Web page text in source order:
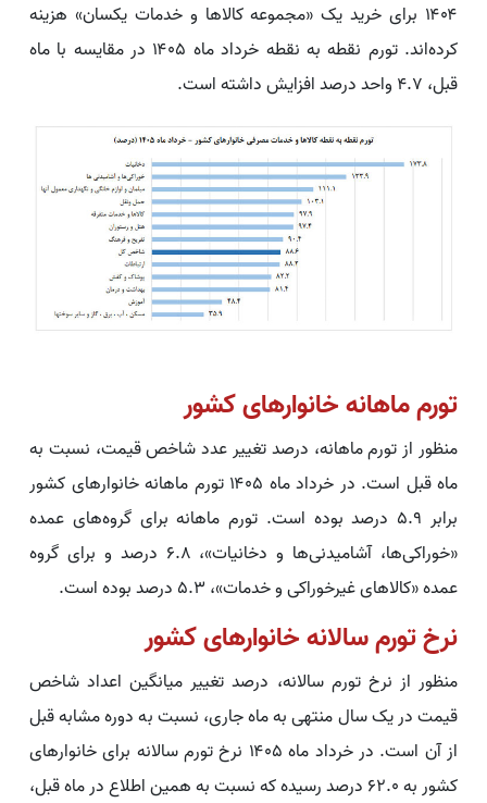
۱۴۰۴ برای خرید یک «مجموعه کالاها و خدمات یکسان» هزینه
کرده‌­اند. تورم نقطه به نقطه خرداد ماه ۱۴۰۵ در مقایسه با ماه
قبل، ۴.۷ واحد درصد افزایش داشته است.
تورم ماهانه خانوارهای کشور
منظور از تورم ماهانه، درصد تغییر عدد شاخص قیمت، نسبت به
ماه قبل است. در خرداد ماه ۱۴۰۵ تورم ماهانه خانوارهای کشور
برابر ۵.۹ درصد بوده است. تورم ماهانه برای گروه‌های عمده
«خوراکی‌ها، آشامیدنی‌ها و دخانیات»، ۶.۸ درصد و برای گروه
عمده «کالاهای غیرخوراکی و خدمات»، ۵.۳ درصد بوده است.
نرخ تورم سالانه خانوارهای کشور
منظور از نرخ تورم سالانه، درصد تغییر میانگین اعداد شاخص
قیمت در یک سال منتهی به ماه جاری، نسبت به دوره مشابه قبل
از آن است. در خرداد ماه ۱۴۰۵ نرخ تورم سالانه برای خانوارهای
کشور به ۶۲.۰ درصد رسیده که نسبت به همین اطلاع در ماه قبل،